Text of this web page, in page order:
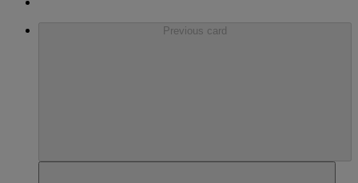
Previous card